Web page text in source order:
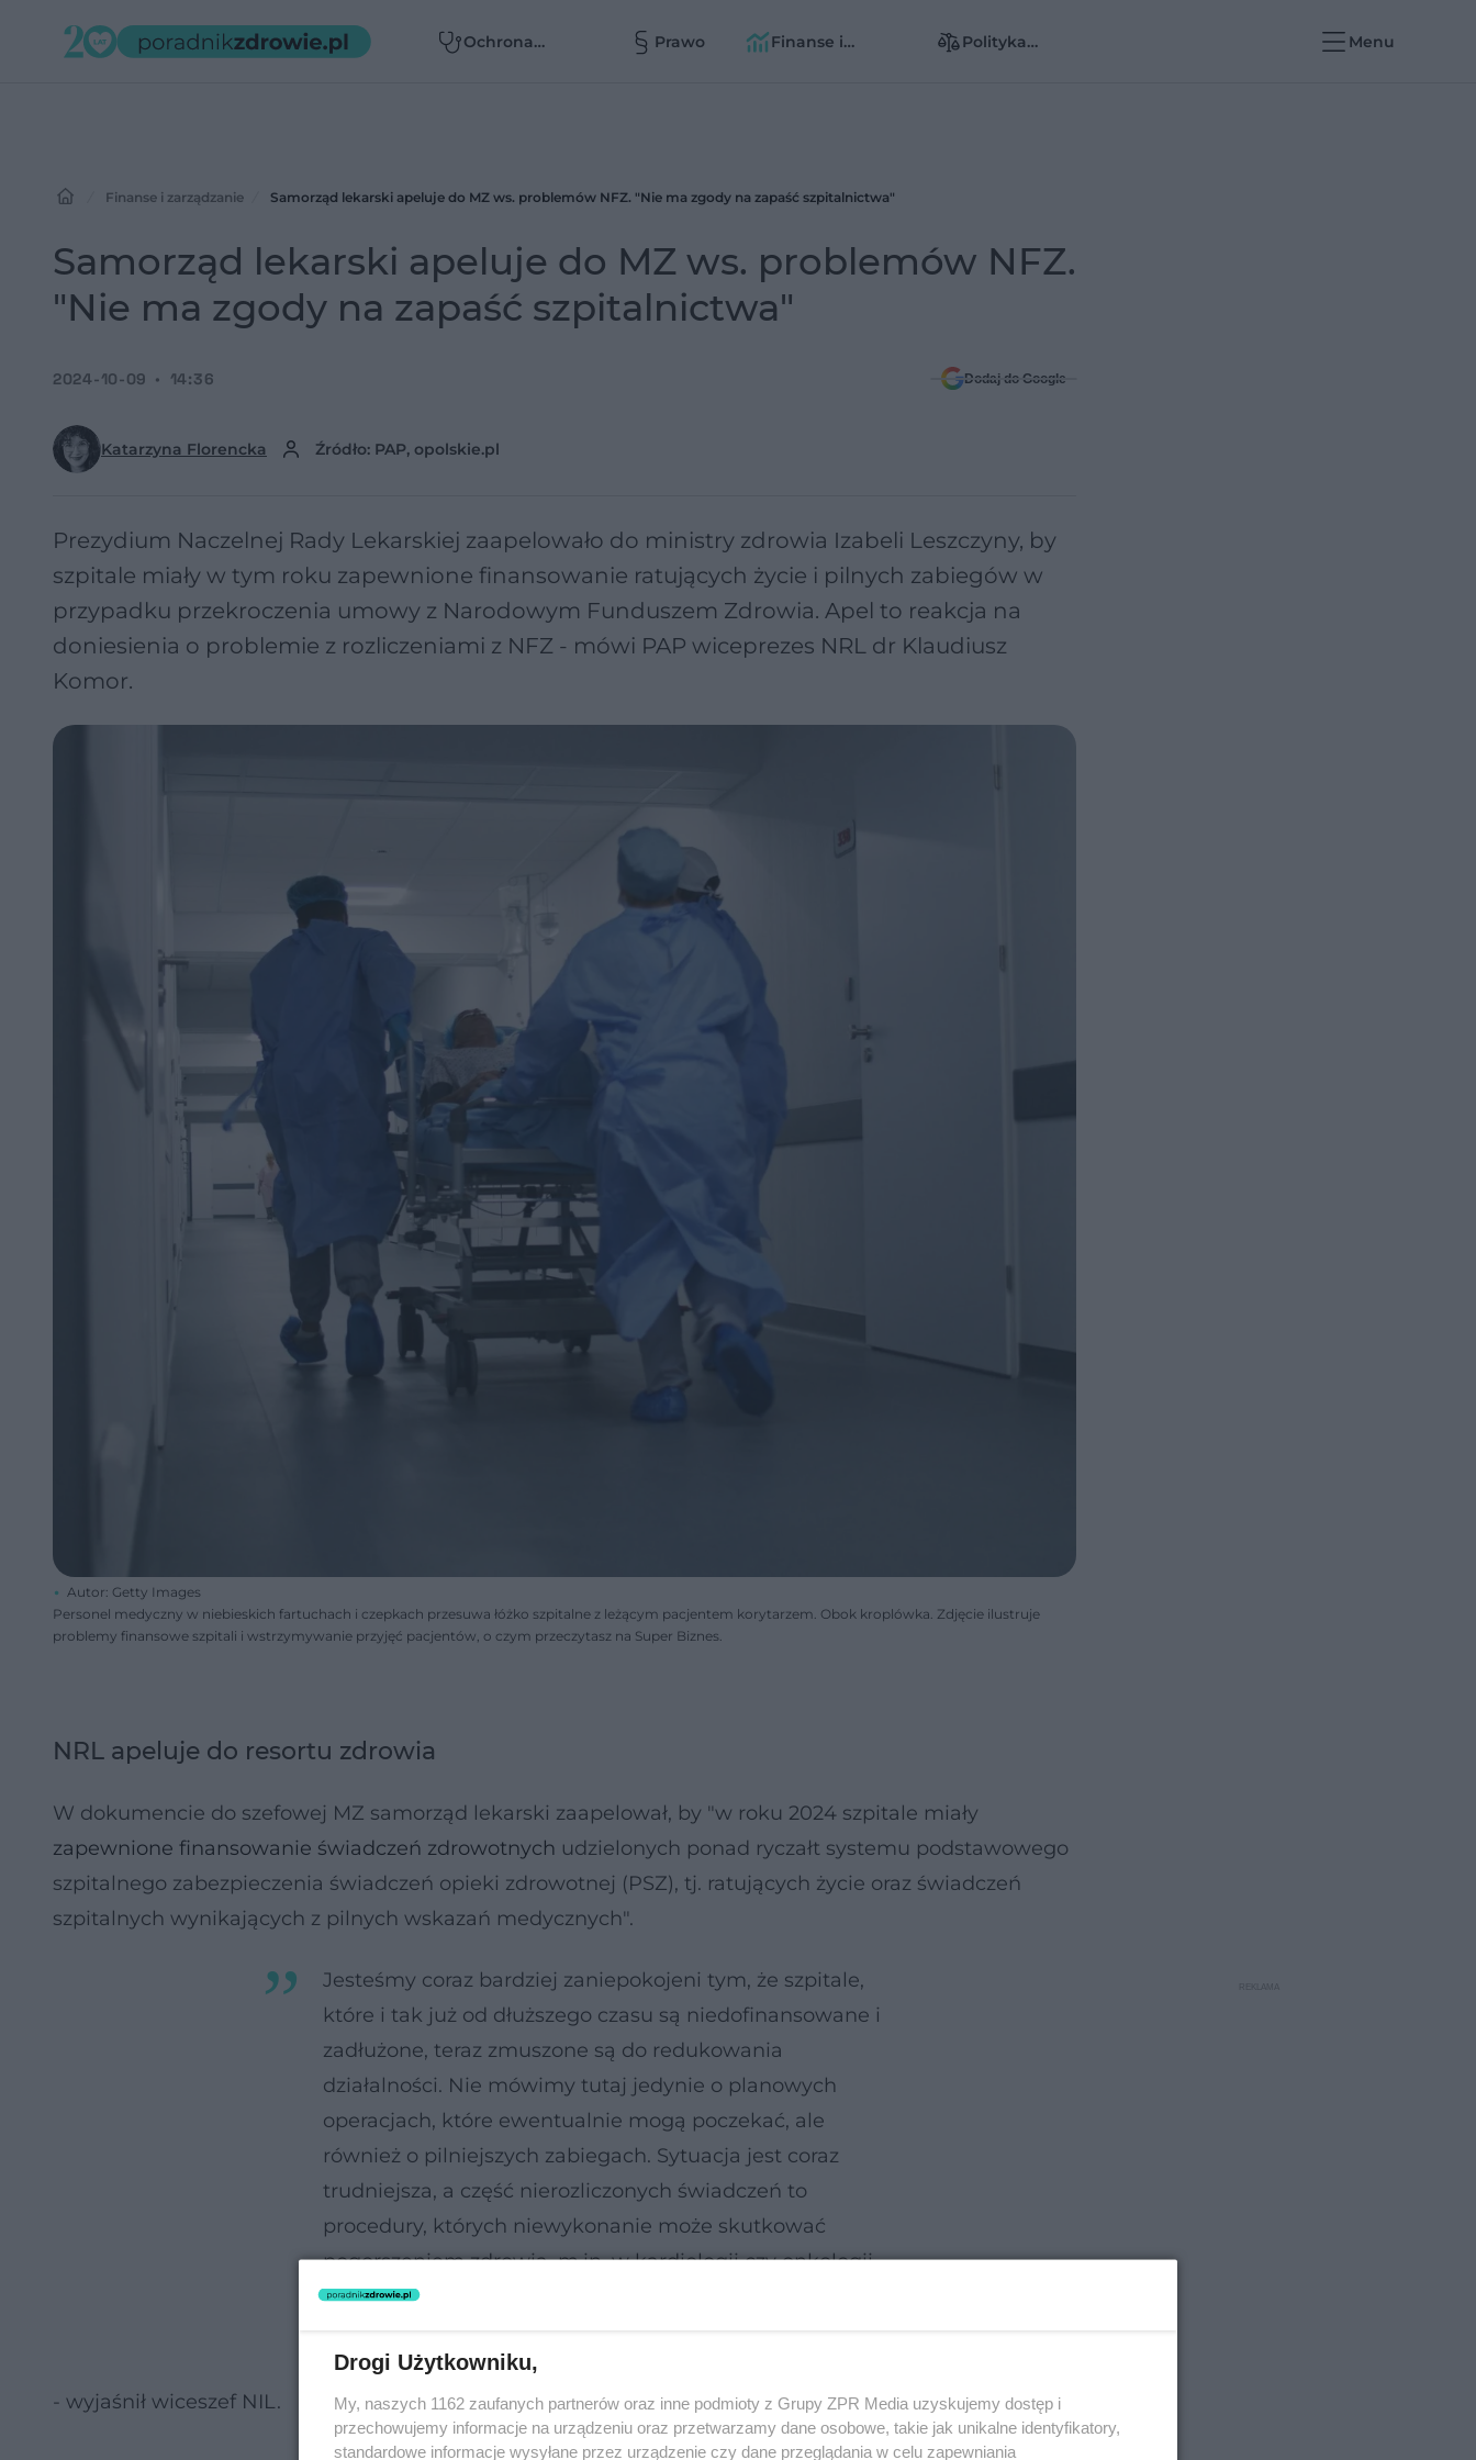
Ochrona
Prawo
Finanse i
Polityka
Menu
Finanse i zarządzanie Samorząd lekarski apeluje do MZ ws. problemów NFZ. "Nie ma zgody na zapaść szpitalnictwa"
Samorząd lekarski apeluje do MZ ws. problemów NFZ.
"Nie ma zgody na zapaść szpitalnictwa"
Katarzyna Florencka Źródło: PAP, opolskie.pl
2024-10-09 14:36 Dodaj do Google
Prezydium Naczelnej Rady Lekarskiej zaapelowało do ministry zdrowia Izabeli Leszczyny, by
szpitale miały w tym roku zapewnione finansowanie ratujących życie i pilnych zabiegów w
przypadku przekroczenia umowy z Narodowym Funduszem Zdrowia. Apel to reakcja na
doniesienia o problemie z rozliczeniami z NFZ - mówi PAP wiceprezes NRL dr Klaudiusz
Komor.
Autor: Getty Images
Personel medyczny w niebieskich fartuchach i czepkach przesuwa łóżko szpitalne z leżącym pacjentem korytarzem. Obok kroplówka. Zdjęcie ilustruje
problemy finansowe szpitali i wstrzymywanie przyjęć pacjentów, o czym przeczytasz na Super Biznes.
NRL apeluje do resortu zdrowia
W dokumencie do szefowej MZ samorząd lekarski zaapelował, by "w roku 2024 szpitale miały
zapewnione finansowanie świadczeń zdrowotnych udzielonych ponad ryczałt systemu podstawowego
szpitalnego zabezpieczenia świadczeń opieki zdrowotnej (PSZ), tj. ratujących życie oraz świadczeń
szpitalnych wynikających z pilnych wskazań medycznych".
Jesteśmy coraz bardziej zaniepokojeni tym, że szpitale,
które i tak już od dłuższego czasu są niedofinansowane i
zadłużone, teraz zmuszone są do redukowania
działalności. Nie mówimy tutaj jedynie o planowych
operacjach, które ewentualnie mogą poczekać, ale
również o pilniejszych zabiegach. Sytuacja jest coraz
trudniejsza, a część nierozliczonych świadczeń to
procedury, których niewykonanie może skutkować
pogorszeniem zdrowia, m.in. w kardiologii czy onkologii,
jak np. programy lekowe. Obawiamy się, że sytuacja
- wyjaśnił wiceszef NIL.
Drogi Użytkowniku,
My, naszych 1162 zaufanych partnerów oraz inne podmioty z Grupy ZPR Media uzyskujemy dostęp i
przechowujemy informacje na urządzeniu oraz przetwarzamy dane osobowe, takie jak unikalne identyfikatory,
standardowe informacje wysyłane przez urządzenie czy dane przeglądania w celu zapewniania